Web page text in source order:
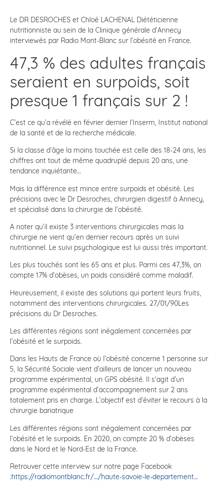
Le DR DESROCHES et Chloé LACHENAL Diététicienne
nutritionniste au sein de la Clinique générale d’Annecy
interviewés par Radio Mont-Blanc sur l’obésité en France.
47,3 % des adultes français
seraient en surpoids, soit
presque 1 français sur 2 !
C’est ce qu’a révélé en février dernier l’Inserm, Institut national
de la santé et de la recherche médicale.
Si la classe d’âge la moins touchée est celle des 18-24 ans, les
chiffres ont tout de même quadruplé depuis 20 ans, une
tendance inquiétante…
Mais la différence est mince entre surpoids et obésité. Les
précisions avec le Dr Desroches, chirurgien digestif à Annecy,
et spécialisé dans la chirurgie de l’obésité.
A noter qu’il existe 3 interventions chirurgicales mais la
chirurgie ne vient qu’en dernier recours après un suivi
nutritionnel. Le suivi psychologique est lui aussi très important.
Les plus touchés sont les 65 ans et plus. Parmi ces 47,3%, on
compte 17% d’obèses, un poids considéré comme maladif.
Heureusement, il existe des solutions qui portent leurs fruits,
notamment des interventions chirurgicales. 27/01/90Les
précisions du Dr Desroches.
Les différentes régions sont inégalement concernées par
l’obésité et le surpoids.
Dans les Hauts de France où l’obésité concerne 1 personne sur
5, la Sécurité Sociale vient d’ailleurs de lancer un nouveau
programme expérimental, un GPS obésité. Il s’agit d’un
programme expérimental d’accompagnement sur 2 ans
totalement pris en charge. L’objectif est d’éviter le recours à la
chirurgie bariatrique
Les différentes régions sont inégalement concernées par
l’obésité et le surpoids. En 2020, on compte 20 % d’obèses
dans le Nord et le Nord-Est de la France.
Retrouver cette interview sur notre page Facebook
:https://radiomontblanc.fr/…/haute-savoie-le-departement…